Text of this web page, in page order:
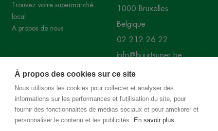
À propos des cookies sur ce site
Nous utilisons les cookies pour collecter et analyser des
informations sur les performances et l'utilisation du site, pour
fournir des fonctionnalités de médias sociaux et pour améliorer et
personnaliser le contenu et les publicités. En savoir plus
Trouvez votre supermarché
local
A propos de nous
1000 Bruxelles
Belgique
02 212 26 22
info@buurtsuper.be
RÉSEAUX SOCIAUX
Instagram Facebook